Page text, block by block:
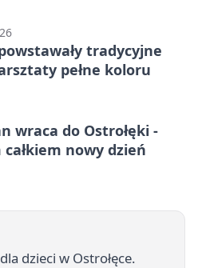
tradycyjne
pełne koloru
wraca do Ostrołęki -
nowy dzień
dzieci w Ostrołęce.